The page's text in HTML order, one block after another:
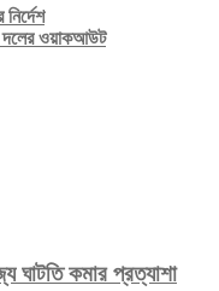
দলের ওয়াকআউট
ঘাটতি কমার প্রত্যাশা